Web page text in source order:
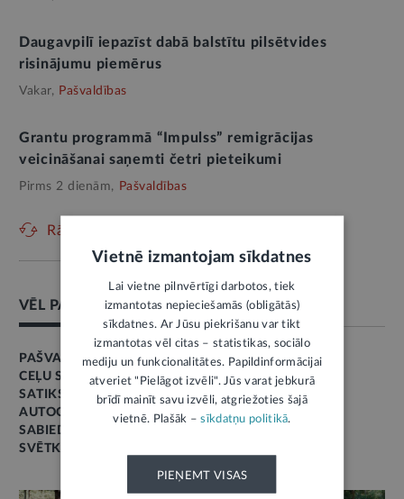
Daugavpilī iepazīst dabā balstītu pilsētvides
risinājumu piemērus
Vakar, Pašvaldības
Grantu programmā “Impulss” remigrācijas
veicināšanai saņemti četri pieteikumi
Pirms 2 dienām, Pašvaldības
Rādīt vēl
VĒL PAR ŠO TĒMU
PAŠVALDĪBAS
CEĻU SATIKSME
SATIKSME
AUTOCEĻI, IELAS
SABIEDRISKAIS TRANSPORTS
SVĒTKI
Vietnē izmantojam sīkdatnes
Lai vietne pilnvērtīgi darbotos, tiek
izmantotas nepieciešamās (obligātās)
sīkdatnes. Ar Jūsu piekrišanu var tikt
izmantotas vēl citas – statistikas, sociālo
mediju un funkcionalitātes. Papildinformācijai
atveriet "Pielāgot izvēli". Jūs varat jebkurā
brīdī mainīt savu izvēli, atgriežoties šajā
vietnē. Plašāk –sīkdatņu politikā.
PIEŅEMT VISAS